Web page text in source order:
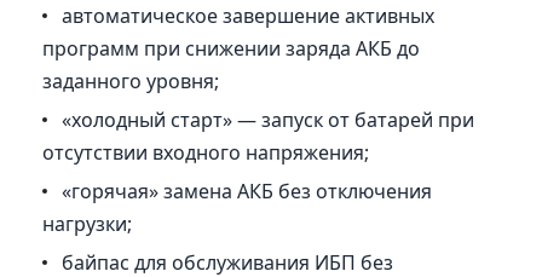
автоматическое завершение активных
программ при снижении заряда АКБ до
заданного уровня;
«холодный старт» — запуск от батарей при
отсутствии входного напряжения;
«горячая» замена АКБ без отключения
нагрузки;
байпас для обслуживания ИБП без